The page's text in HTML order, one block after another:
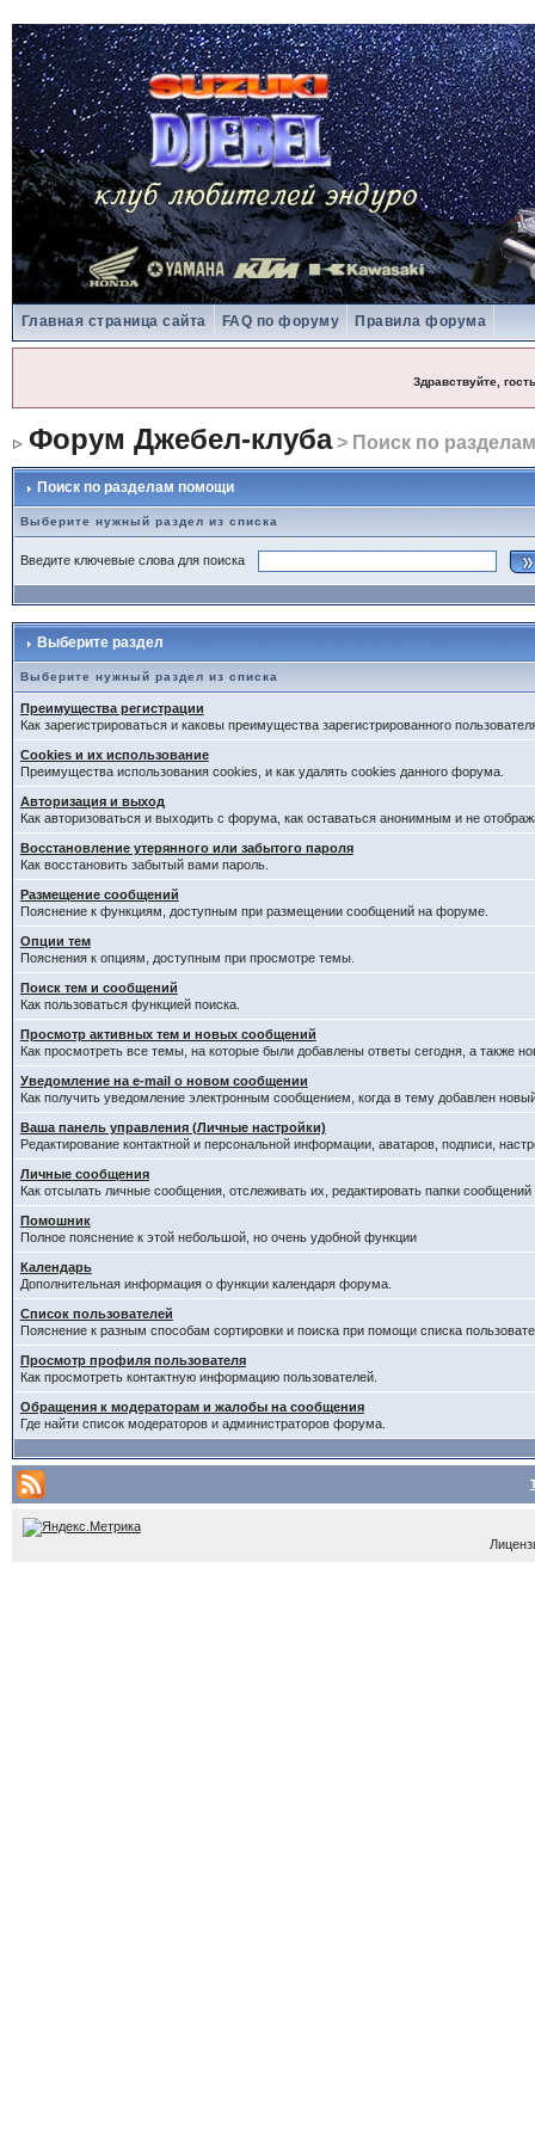
Главная страница сайта FAQ по форуму Правила форума
Здравствуйте, гость
Форум Джебел-клуба> Поиск по
Поиск по разделам помощи
Выберите нужный раздел из списка
Введите ключевые слова для поиска
Выберите раздел
Выберите нужный раздел из списка
Преимущества регистрации
Как зарегистрироваться и каковы преимущества зарегистрированного
Cookies и их использование
Преимущества использования cookies, и как удалять cookies данного форума.
Авторизация и выход
Как авторизоваться и выходить с форума, как оставаться анонимным и не
Восстановление утерянного или забытого пароля
Как восстановить забытый вами пароль.
Размещение сообщений
Пояснение к функциям, доступным при размещении сообщений на форуме.
Опции тем
Пояснения к опциям, доступным при просмотре темы.
Поиск тем и сообщений
Как пользоваться функцией поиска.
Просмотр активных тем и новых сообщений
Как просмотреть все темы, на которые были добавлены ответы сегодня, а также
Уведомление на е-mail о новом сообщении
Как получить уведомление электронным сообщением, когда в тему добавлен
Ваша панель управления (Личные настройки)
Редактирование контактной и персональной информации, аватаров, подписи,
Личные сообщения
Как отсылать личные сообщения, отслеживать их, редактировать папки
Помошник
Полное пояснение к этой небольшой, но очень удобной функции
Календарь
Дополнительная информация о функции календаря форума.
Список пользователей
Пояснение к разным способам сортировки и поиска при помощи списка
Просмотр профиля пользователя
Как просмотреть контактную информацию пользователей.
Обращения к модераторам и жалобы на сообщения
Где найти список модераторов и администраторов форума.